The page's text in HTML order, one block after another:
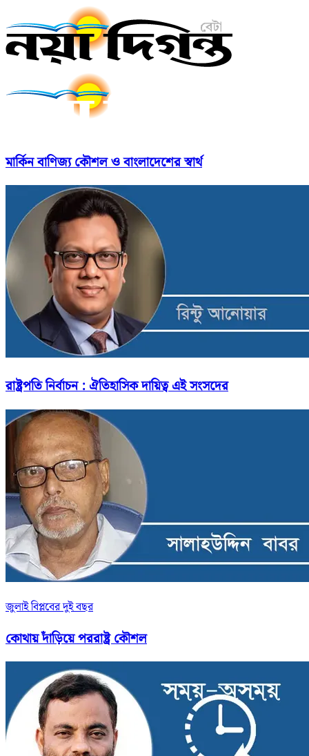
মার্কিন বাণিজ্য কৌশল ও বাংলাদেশের স্বার্থ
রাষ্ট্রপতি নির্বাচন : ঐতিহাসিক দায়িত্ব এই সংসদের
জুলাই বিপ্লবের দুই বছর
কোথায় দাঁড়িয়ে পররাষ্ট্র কৌশল